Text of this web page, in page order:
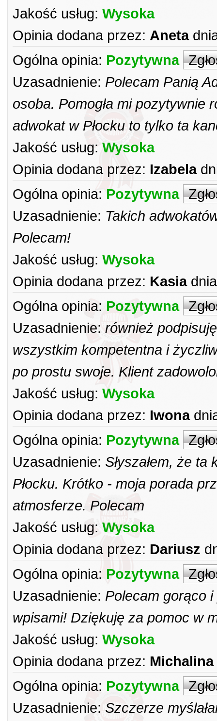
Jakość usług: Wysoka
Opinia dodana przez: Aneta
Ogólna opinia: Pozytywna
Uzasadnienie: Polecam Panią
osoba. Pomogła mi pozytywnie
adwokat w Płocku to tylko ta
Jakość usług: Wysoka
Opinia dodana przez: Izabela
Ogólna opinia: Pozytywna
Uzasadnienie: Takich
Polecam!
Jakość usług: Wysoka
Opinia dodana przez: Kasia
Ogólna opinia: Pozytywna
Uzasadnienie: również
wszystkim kompetentna i
po prostu swoje. Klient
Jakość usług: Wysoka
Opinia dodana przez: Iwona
Ogólna opinia: Pozytywna
Uzasadnienie: Słyszałem, że
Płocku. Krótko - moja porada
atmosferze. Polecam
Jakość usług: Wysoka
Opinia dodana przez: Dariusz
Ogólna opinia: Pozytywna
Uzasadnienie: Polecam gorąco
wpisami! Dziękuję za pomoc w
Jakość usług: Wysoka
Opinia dodana przez: Michalina
Ogólna opinia: Pozytywna
Uzasadnienie: Szczerze